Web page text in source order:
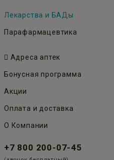
Лекарства и БАДы
Парафармацевтика
Адреса аптек
Бонусная программа
Акции
Оплата и доставка
О Компании
+7 800 200-07-45